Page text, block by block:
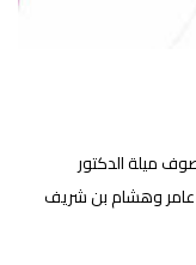
ميلة الدكتور
عامر وهشام بن شريف